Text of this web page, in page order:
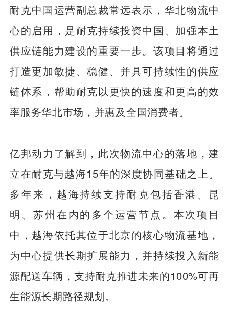
耐克中国运营副总裁常远表示，华北物流中
心的启用，是耐克持续投资中国、加强本土
供应链能力建设的重要一步。该项目将通过
打造更加敏捷、稳健、并具可持续性的供应
链体系，帮助耐克以更快的速度和更高的效
率服务华北市场，并惠及全国消费者。
亿邦动力了解到，此次物流中心的落地，建
立在耐克与越海15年的深度协同基础之上。
多年来，越海持续支持耐克包括香港、昆
明、苏州在内的多个运营节点。本次项目
中，越海依托其位于北京的核心物流基地，
为中心提供长期扩展能力，并持续投入新能
源配送车辆，支持耐克推进未来的100%可再
生能源长期路径规划。